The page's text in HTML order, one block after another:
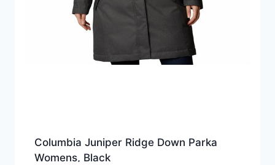
Columbia Juniper Ridge Down Parka
Womens, Black